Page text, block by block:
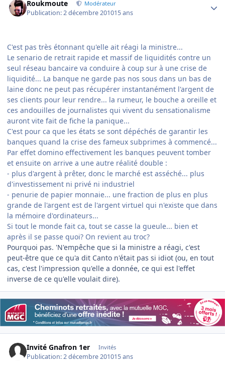
Roukmoute Modérateur
Publication:2 décembre 201015 ans
C'est pas très étonnant qu'elle ait réagi la ministre...
Le senario de retrait rapide et massif de liquidités contre un
seul réseau bancaire va conduire à coup sur à une crise de
liquidité... La banque ne garde pas nos sous dans un bas de
laine donc ne peut pas récupérer instantanément l'argent de
ses clients pour leur rendre... la rumeur, le bouche a oreille et
ces andouilles de journalistes qui vivent du sensationalisme
auront vite fait de fiche la panique...
C'est pour ca que les états se sont dépéchés de garantir les
banques quand la crise des fameux subprimes à commencé...
Par effet domino effectivement les banques peuvent tomber
et ensuite on arrive a une autre réalité double :
- plus d'argent à prêter, donc le marché est asséché... plus
d'investissement ni privé ni industriel
- penurie de papier monnaie... une fraction de plus en plus
grande de l'argent est de l'argent virtuel qui n'existe que dans
la mémoire d'ordinateurs...
Si tout le monde fait ca, tout se casse la gueule... bien et
après il se passe quoi? On revient au troc?
Pourquoi pas. 'N'empêche que si la ministre a réagi, c'est
peut-être que ce qu'a dit Canto n'était pas si idiot (ou, en tout
cas, c'est l'impression qu'elle a donnée, ce qui est l'effet
inverse de ce qu'elle voulait dire).
Invité Gnafron 1er Invités
Publication:2 décembre 201015 ans